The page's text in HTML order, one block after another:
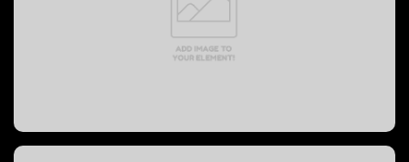
PREVOST BUS, 2004 год